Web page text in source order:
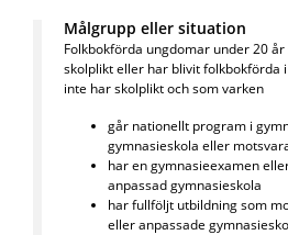
Målgrupp eller situation
Folkbokförda ungdomar under 20
skolplikt eller har blivit folkbokförda
inte har skolplikt och som varken
går nationellt program i
gymnasieskola eller
har en gymnasieexamen
anpassad gymnasieskola
har fullföljt utbildning som
eller anpassade